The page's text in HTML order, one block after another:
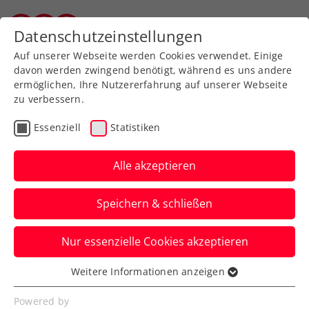
Aktuelle News
News filtern
Datenschutzeinstellungen
Auf unserer Webseite werden Cookies verwendet. Einige
davon werden zwingend benötigt, während es uns andere
ermöglichen, Ihre Nutzererfahrung auf unserer Webseite
zu verbessern.
Essenziell Statistiken
Alle akzeptieren
Speichern & schließen
Nur essenzielle Cookies akzeptieren
Essenziell
Essenzielle Cookies werden für grundlegende
Weitere Informationen anzeigen
Powered by